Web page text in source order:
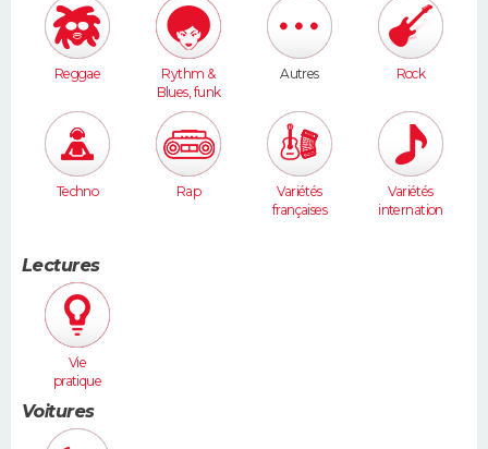
Reggae
Rythm &
Blues, funk
Autres Rock
Techno Rap
Variétés
françaises
Variétés
internation
Lectures
Vie
pratique
Voitures